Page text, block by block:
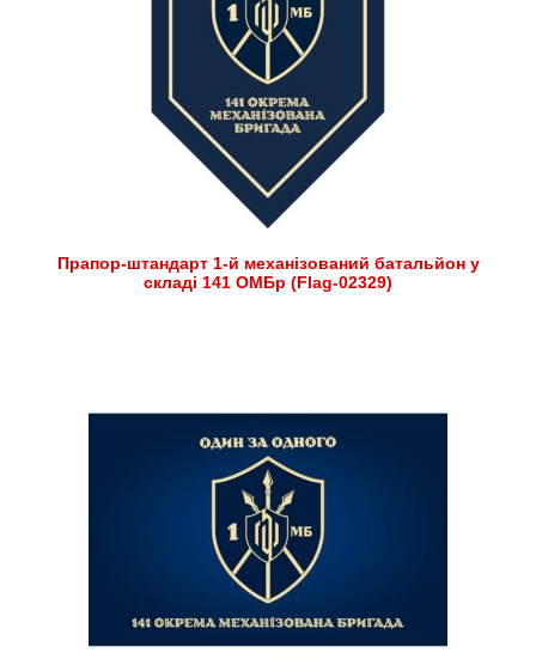
Прапор-штандарт 1-й механізований батальйон у
складі 141 ОМБр (Flag-02329)